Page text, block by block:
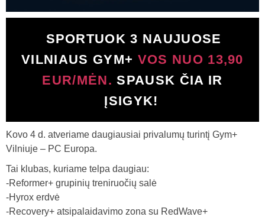
SPORTUOK 3 NAUJUOSE
VILNIAUS GYM+ VOS NUO 13,90
EUR/MĖN. SPAUSK ČIA IR
ĮSIGYK!
Kovo 4 d. atveriame daugiausiai privalumų turintį Gym+
Vilniuje – PC Europa.
Tai klubas, kuriame telpa daugiau:
-Reformer+ grupinių treniruočių salė
-Hyrox erdvė
-Recovery+ atsipalaidavimo zona su RedWave+